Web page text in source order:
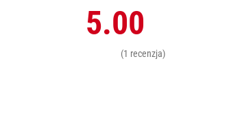
5.00
(1 recenzja)